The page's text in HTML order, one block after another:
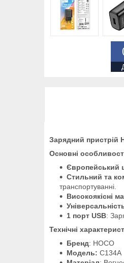
Зарядний пристрій
Основні
Європейський
Стильний та
транспортуванні.
Високоякісні
1 порт USB:
Технічні
Бренд: HOCO
Модель: C134A